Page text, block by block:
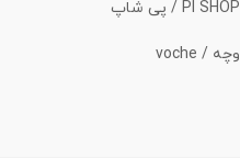
PI SHOP / پی شاپ
وچه / voche